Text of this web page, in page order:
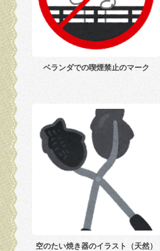
ベランダでの喫煙禁止のマーク
空のたい焼き器のイラスト（天然）